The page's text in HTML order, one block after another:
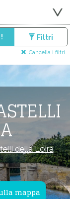
Filtri
Cancella i filtri
mappa
della Loira